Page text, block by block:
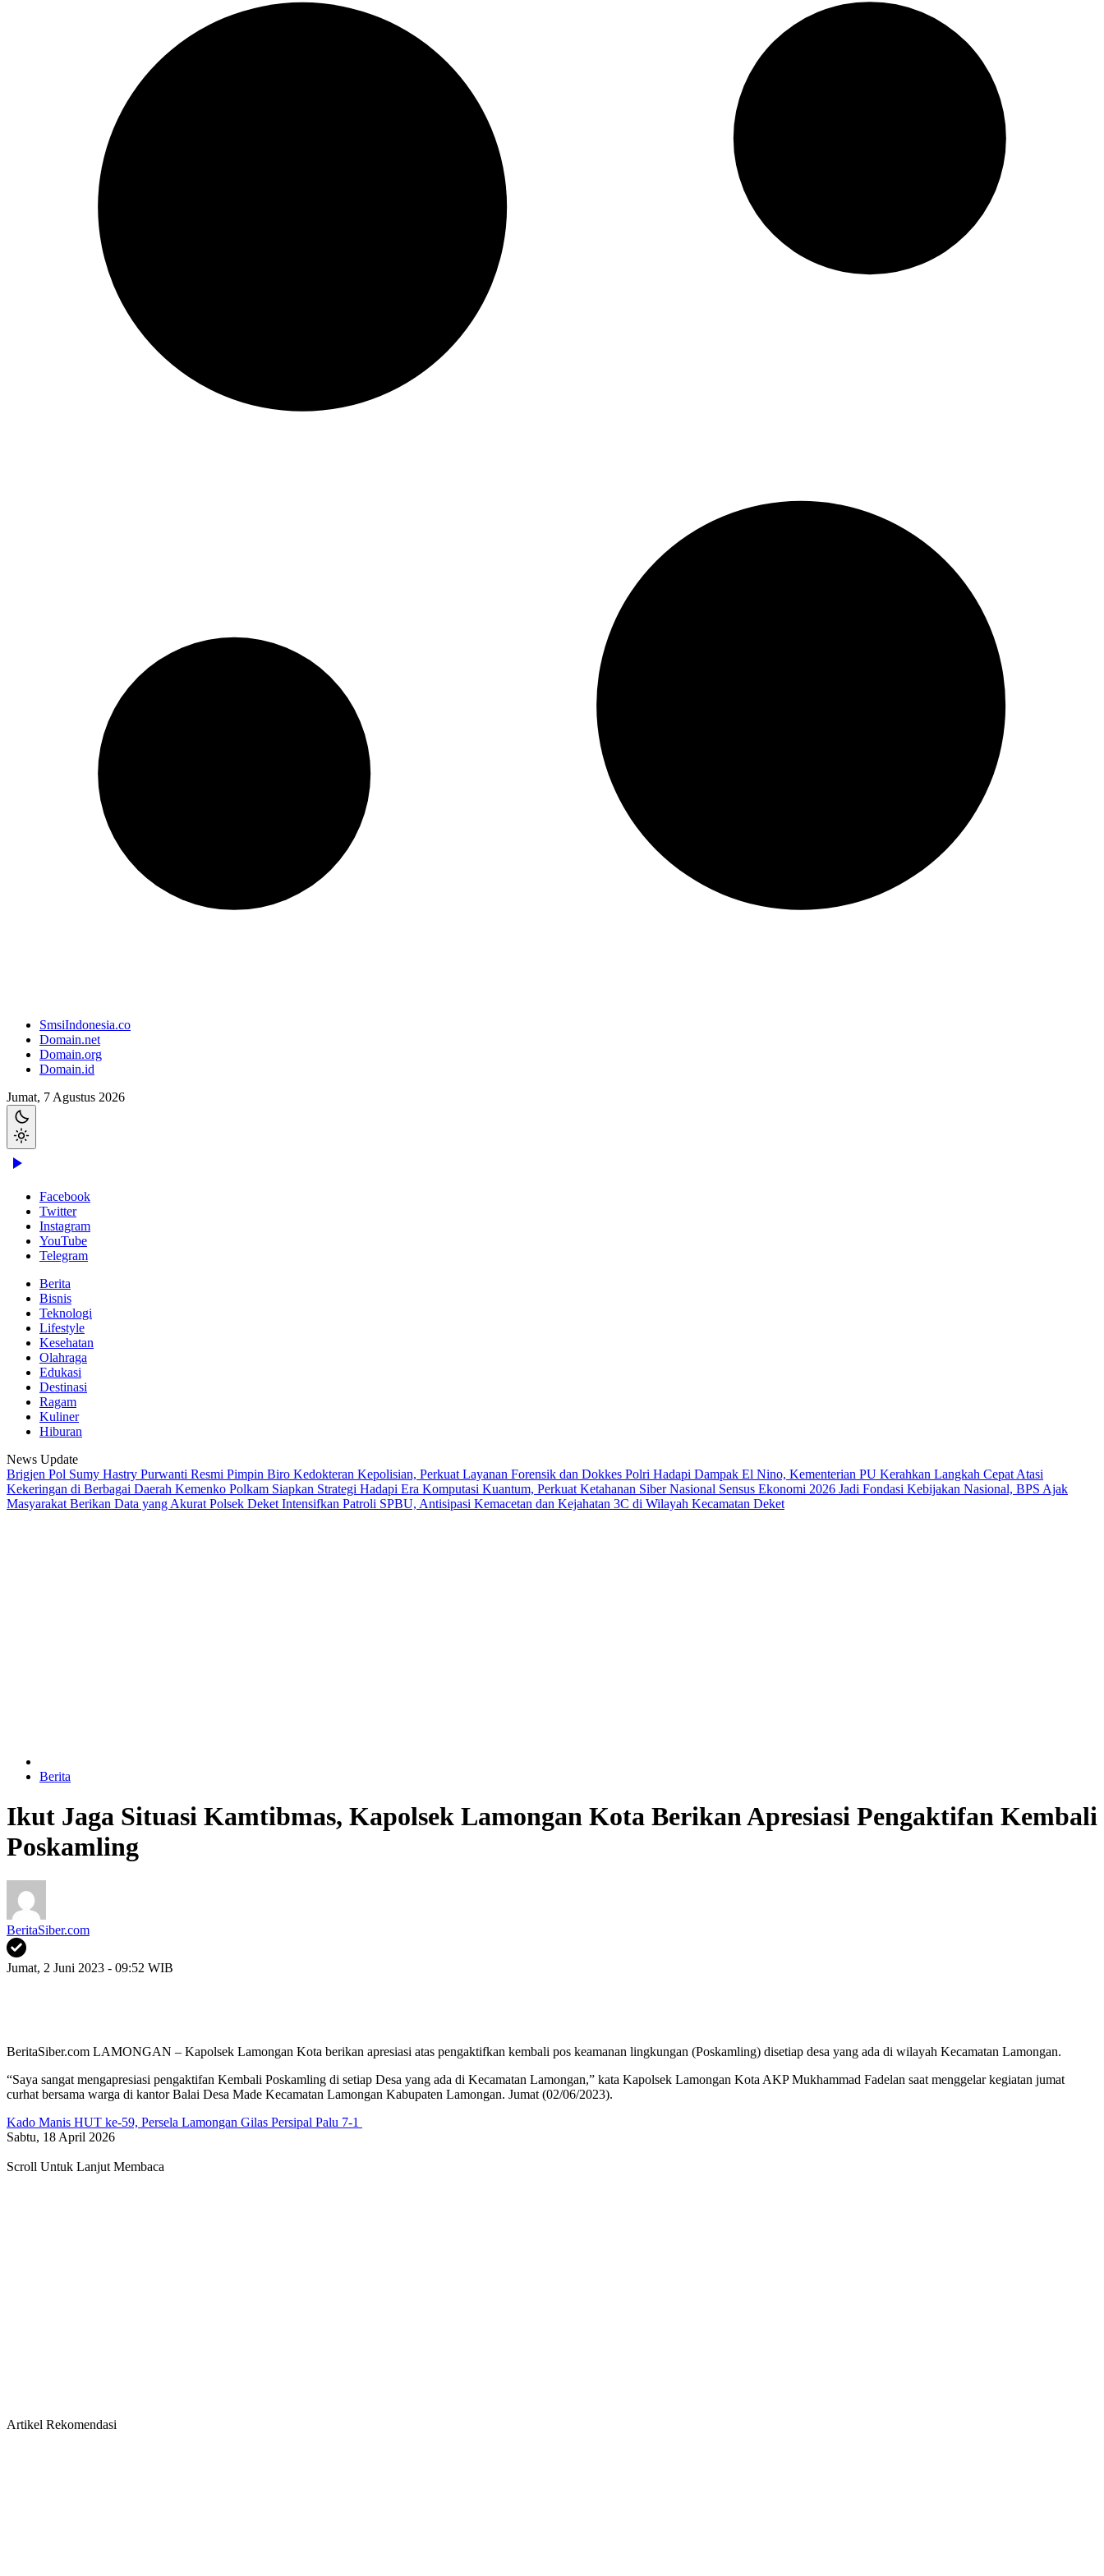
SmsiIndonesia.co
Domain.net
Domain.org
Domain.id
Jumat, 7 Agustus 2026
Facebook
Twitter
Instagram
YouTube
Telegram
Berita
Bisnis
Teknologi
Lifestyle
Kesehatan
Olahraga
Edukasi
Destinasi
Ragam
Kuliner
Hiburan
News Update
Brigjen Pol Sumy Hastry Purwanti Resmi Pimpin Biro Kedokteran Kepolisian, Perkuat Layanan Forensik dan Dokkes Polri Hadapi Dampak El Nino, Kementerian PU Kerahkan Langkah Cepat Atasi
Kekeringan di Berbagai Daerah Kemenko Polkam Siapkan Strategi Hadapi Era Komputasi Kuantum, Perkuat Ketahanan Siber Nasional Sensus Ekonomi 2026 Jadi Fondasi Kebijakan Nasional, BPS Ajak
Masyarakat Berikan Data yang Akurat Polsek Deket Intensifkan Patroli SPBU, Antisipasi Kemacetan dan Kejahatan 3C di Wilayah Kecamatan Deket
Berita
Ikut Jaga Situasi Kamtibmas, Kapolsek Lamongan Kota Berikan Apresiasi Pengaktifan Kembali
Poskamling
BeritaSiber.com
Jumat, 2 Juni 2023 - 09:52 WIB
BeritaSiber.com LAMONGAN – Kapolsek Lamongan Kota berikan apresiasi atas pengaktifkan kembali pos keamanan lingkungan (Poskamling) disetiap desa yang ada di wilayah Kecamatan Lamongan.
“Saya sangat mengapresiasi pengaktifan Kembali Poskamling di setiap Desa yang ada di Kecamatan Lamongan,” kata Kapolsek Lamongan Kota AKP Mukhammad Fadelan saat menggelar kegiatan jumat
curhat bersama warga di kantor Balai Desa Made Kecamatan Lamongan Kabupaten Lamongan. Jumat (02/06/2023).
Kado Manis HUT ke-59, Persela Lamongan Gilas Persipal Palu 7-1
Sabtu, 18 April 2026
Scroll Untuk Lanjut Membaca
Artikel Rekomendasi